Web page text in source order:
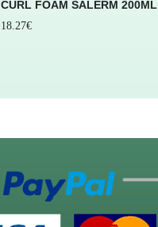
CURL FOAM SALERM 200ML
18.27€